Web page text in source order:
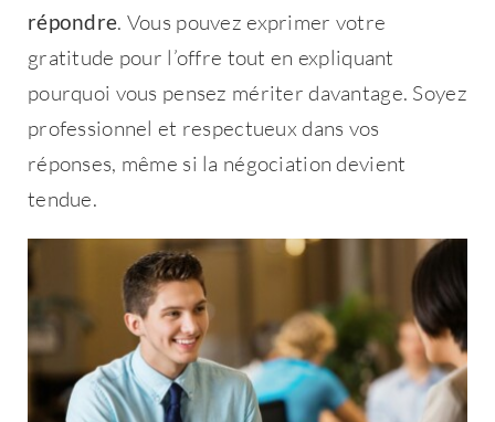
répondre. Vous pouvez exprimer votre
gratitude pour l’offre tout en expliquant
pourquoi vous pensez mériter davantage. Soyez
professionnel et respectueux dans vos
réponses, même si la négociation devient
tendue.
Rester connecté
Se connecter
Vous n'avez pas de compte ?Créez
en un maintenant !